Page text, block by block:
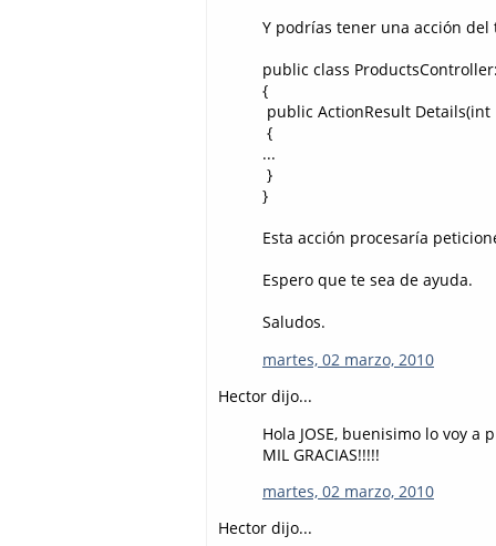
Y podrías tener una acción del
public class
{
public ActionResult
{
...
}
}
Esta acción procesaría
Espero que te sea de ayuda.
Saludos.
martes, 02 marzo, 2010
Hector dijo...
Hola JOSE, buenisimo lo voy a
MIL GRACIAS!!!!!
martes, 02 marzo, 2010
Hector dijo...